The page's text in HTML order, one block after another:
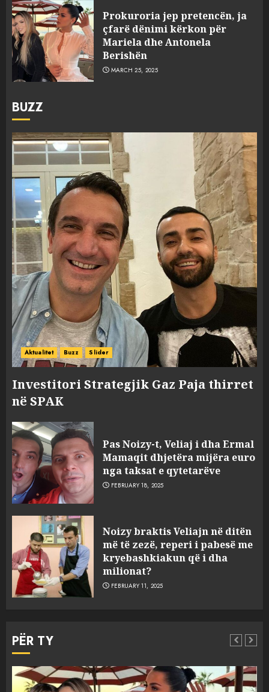
Prokuroria jep pretencën, ja
çfarë dënimi kërkon për
Mariela dhe Antonela
Berishën
MARCH 25, 2025
BUZZ
Aktualitet Buzz Slider
Investitori Strategjik Gaz Paja thirret
në SPAK
Pas Noizy-t, Veliaj i dha Ermal
Mamaqit dhjetëra mijëra euro
nga taksat e qytetarëve
FEBRUARY 18, 2025
Noizy braktis Veliajn në ditën
më të zezë, reperi i pabesë me
kryebashkiakun që i dha
milionat?
FEBRUARY 11, 2025
PËR TY
3
sulmuan “One Albania”,
ngjarja u fsheh. A u vodhën
serverat?
MARCH 25, 2025
4 MARCH 25, 2025